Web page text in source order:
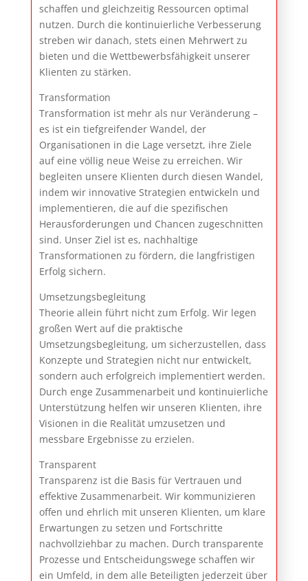
schaffen und gleichzeitig Ressourcen optimal
nutzen. Durch die kontinuierliche Verbesserung
streben wir danach, stets einen Mehrwert zu
bieten und die Wettbewerbsfähigkeit unserer
Klienten zu stärken.
Transformation
Transformation ist mehr als nur Veränderung –
es ist ein tiefgreifender Wandel, der
Organisationen in die Lage versetzt, ihre Ziele
auf eine völlig neue Weise zu erreichen. Wir
begleiten unsere Klienten durch diesen Wandel,
indem wir innovative Strategien entwickeln und
implementieren, die auf die spezifischen
Herausforderungen und Chancen zugeschnitten
sind. Unser Ziel ist es, nachhaltige
Transformationen zu fördern, die langfristigen
Erfolg sichern.
Umsetzungsbegleitung
Theorie allein führt nicht zum Erfolg. Wir legen
großen Wert auf die praktische
Umsetzungsbegleitung, um sicherzustellen, dass
Konzepte und Strategien nicht nur entwickelt,
sondern auch erfolgreich implementiert werden.
Durch enge Zusammenarbeit und kontinuierliche
Unterstützung helfen wir unseren Klienten, ihre
Visionen in die Realität umzusetzen und
messbare Ergebnisse zu erzielen.
Transparent
Transparenz ist die Basis für Vertrauen und
effektive Zusammenarbeit. Wir kommunizieren
offen und ehrlich mit unseren Klienten, um klare
Erwartungen zu setzen und Fortschritte
nachvollziehbar zu machen. Durch transparente
Prozesse und Entscheidungswege schaffen wir
ein Umfeld, in dem alle Beteiligten jederzeit über